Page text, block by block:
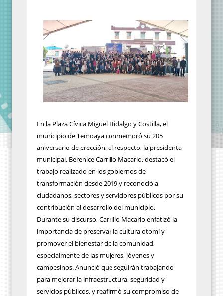
En la Plaza Cívica Miguel Hidalgo y Costilla, el
municipio de Temoaya conmemoró su 205
aniversario de erección, al respecto, la presidenta
municipal, Berenice Carrillo Macario, destacó el
trabajo realizado en los gobiernos de
transformación desde 2019 y reconoció a
ciudadanos, sectores y servidores públicos por su
contribución al desarrollo del municipio.
Durante su discurso, Carrillo Macario enfatizó la
importancia de preservar la cultura otomí y
promover el bienestar de la comunidad,
especialmente de las mujeres, jóvenes y
campesinos. Anunció que seguirán trabajando
para mejorar la infraestructura, seguridad y
servicios públicos, y reafirmó su compromiso de